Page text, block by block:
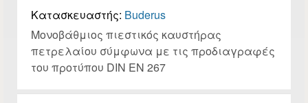
Κατασκευαστής: Buderus
Μονοβάθμιος πιεστικός καυστήρας
πετρελαίου σύμφωνα με τις προδιαγραφές
του προτύπου DIN EN 267